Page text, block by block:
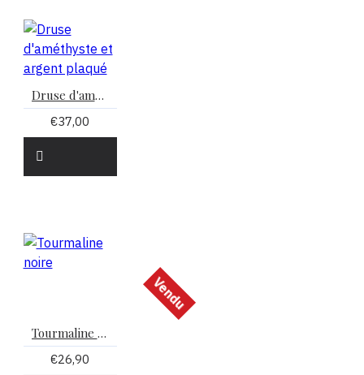
Druse d'améthyste et argent plaqué
€37,00
Vendu
Tourmaline noire
€26,90